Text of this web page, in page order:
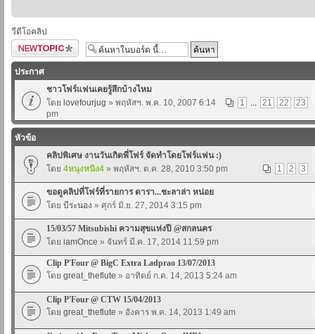
วีดีโอคลิป
ตั้งกระทู้ใหม่
ประกาศ
ชาวโฟร์แฟนเคยรู้สึกบ้างไหม
1
... 21 22 23
โดย lovefourjug » พฤหัสฯ. พ.ค. 10, 2007 6:14
pm
หัวข้อ
คลิปพิเศษ งานวันเกิดพี่โฟร์ จัดทำโดยโฟร์แฟน :)
1
2 3
โดย 4หนุงหนิง4 » พฤหัสฯ. ต.ค. 28, 2010 3:50 pm
ขอดูคลิปที่โฟร์ที่รายการ ดารา...ชะลาล่า หน่อย
โดย บีระนอง » ศุกร์ มิ.ย. 27, 2014 3:15 pm
15/03/57 Mitsubishi ความสุขแห่งปี @สกลนคร
โดย iamOnce » จันทร์ มี.ค. 17, 2014 11:59 pm
Clip P'Four @ BigC Extra Ladprao 13/07/2013
โดย great_theflute » อาทิตย์ ก.ค. 14, 2013 5:24 am
Clip P'Four @ CTW 15/04/2013
โดย great_theflute » อังคาร พ.ค. 14, 2013 1:49 am